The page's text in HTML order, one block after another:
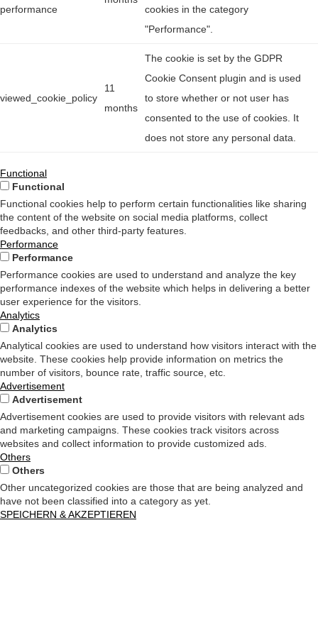
performance
cookies in the category
"Performance".
viewed_cookie_policy
11
months
The cookie is set by the GDPR
Cookie Consent plugin and is used
to store whether or not user has
consented to the use of cookies. It
does not store any personal data.
Functional
Functional
Functional cookies help to perform certain functionalities like sharing
the content of the website on social media platforms, collect
feedbacks, and other third-party features.
Performance
Performance
Performance cookies are used to understand and analyze the key
performance indexes of the website which helps in delivering a better
user experience for the visitors.
Analytics
Analytics
Analytical cookies are used to understand how visitors interact with the
website. These cookies help provide information on metrics the
number of visitors, bounce rate, traffic source, etc.
Advertisement
Advertisement
Advertisement cookies are used to provide visitors with relevant ads
and marketing campaigns. These cookies track visitors across
websites and collect information to provide customized ads.
Others
Others
Other uncategorized cookies are those that are being analyzed and
have not been classified into a category as yet.
SPEICHERN & AKZEPTIEREN